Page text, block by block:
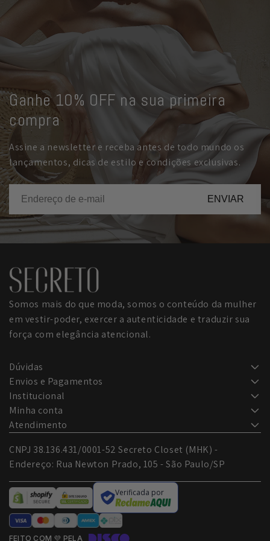
Ganhe 10% OFF na sua primeira
compra
Assine a newsletter e receba antes de todo mundo os
lançamentos, dicas de estilo e condições exclusivas.
ENVIAR
Somos mais do que moda, somos o conteúdo da mulher
em vestir-poder, exercer a autenticidade e traduzir sua
força com elegância atencional.
Dúvidas
FAQ
Promoções e Cupons
Envios e Pagamentos
Frete e prazos
Checkout seguro
Institucional
Quem somos
Blog Secreto
Política de Privacidade
Política de Trocas
Termos de Uso
Minha conta
Meus Pedidos
Meus Desejos
Atendimento
Trocas e Devoluções
sac@secretocloset.com
CNPJ 38.136.431/0001-52 Secreto Closet (MHK) -
Endereço: Rua Newton Prado, 105 - São Paulo/SP
Verificada por
FEITO COM 💜 PELA